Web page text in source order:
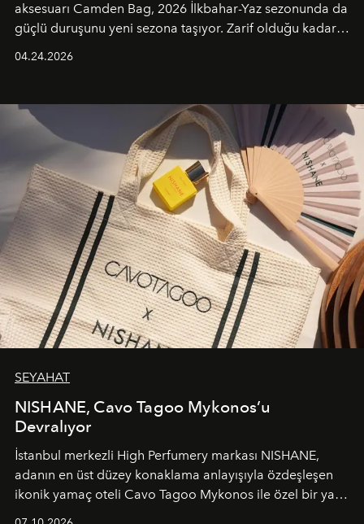
aksesuarı Camden Bag, 2026 İlkbahar-Yaz sezonunda da
güçlü duruşunu yeni sezona taşıyor. Zarif olduğu kadar
04.24.2026
SEYAHAT
NISHANE, Cavo Tagoo Mykonos’u
Devralıyor
İstanbul merkezli High Perfumery markası NISHANE,
adanın en üst düzey konaklama anlayışıyla özdeşleşen
ikonik yamaç oteli Cavo Tagoo Mykonos ile özel bir yaz